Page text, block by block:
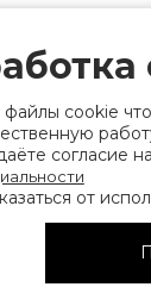
файлы cookie
согласие
от